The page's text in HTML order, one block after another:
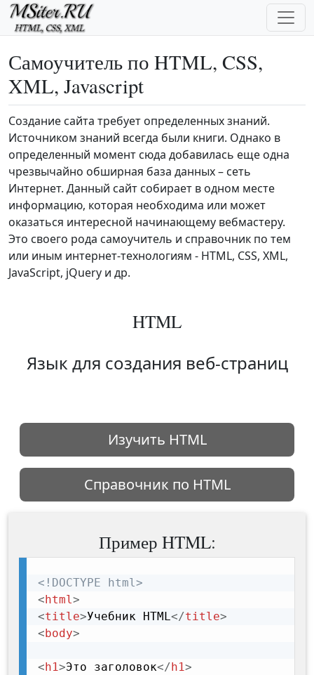
Перейти к основному содержанию
Самоучитель по HTML, CSS,
XML, Javascript
Создание сайта требует определенных знаний.
Источником знаний всегда были книги. Однако в
определенный момент сюда добавилась еще одна
чрезвычайно обширная база данных – сеть
Интернет. Данный сайт собирает в одном месте
информацию, которая необходима или может
оказаться интересной начинающему вебмастеру.
Это своего рода самоучитель и справочник по тем
или иным интернет-технологиям - HTML, CSS, XML,
JavaScript, jQuery и др.
HTML
Язык для создания веб-страниц
Изучить HTML
Справочник по HTML
Пример HTML:
<!DOCTYPE html>
< html>
<title>Учебник HTML</title>
< body>
< h1>Это заголовок</ h1>